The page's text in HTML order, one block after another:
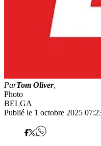
ParTom Oliver,
Photo
BELGA
Publié le 1 octobre 2025